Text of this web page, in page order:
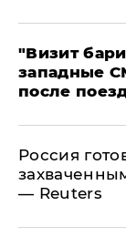
"Визит
западные
после
​Россия
— Reuters